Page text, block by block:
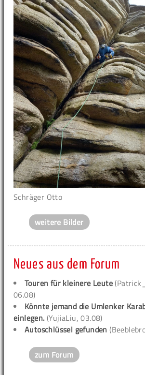
Schräger Otto
weitere Bilder
Neues aus dem Forum
Touren für kleinere Leute
06.08)
Könnte jemand die Umlenker
einlegen. (YujiaLiu, 03.08)
Autoschlüssel gefunden
zum Forum